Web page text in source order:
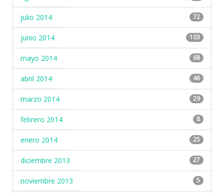
julio 2014 72
junio 2014 103
mayo 2014 68
abril 2014 46
marzo 2014 29
febrero 2014 8
enero 2014 25
diciembre 2013 27
noviembre 2013 5